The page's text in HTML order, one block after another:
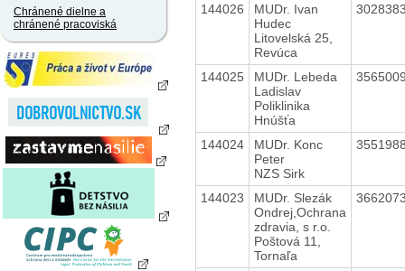
Chránené dielne a
chránené pracoviská
144026
MUDr. Ivan
Hudec
Litovelská 25,
Revúca
144025
MUDr. Lebeda
Ladislav
Poliklinika
Hnúšťa
144024
MUDr. Konc
Peter
NZS Sirk
144023
MUDr. Slezák
Ondrej,Ochrana
zdravia, s r.o.
Poštová 11,
Tornaľa